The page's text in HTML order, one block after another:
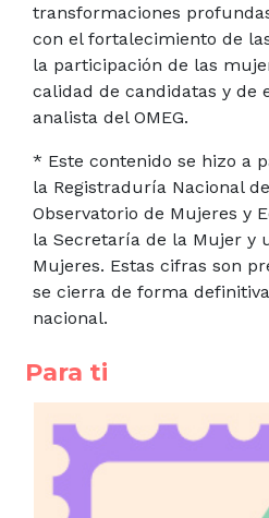
transformaciones
con el fortalecimiento de
la participación de las
calidad de candidatas y de
analista del OMEG.
* Este contenido se hizo a
la Registraduría Nacional
Observatorio de Mujeres y
la Secretaría de la Mujer y
Mujeres. Estas cifras son
se cierra de forma
nacional.
Para ti